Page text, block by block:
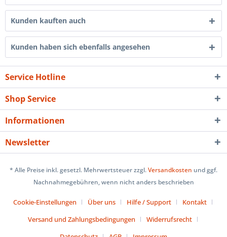
Kunden kauften auch
Kunden haben sich ebenfalls angesehen
Service Hotline
Shop Service
Informationen
Newsletter
* Alle Preise inkl. gesetzl. Mehrwertsteuer zzgl.Versandkosten und ggf.
Nachnahmegebühren, wenn nicht anders beschrieben
Cookie-Einstellungen Über uns Hilfe / Support
Kontakt
Versand und Zahlungsbedingungen
Widerrufsrecht